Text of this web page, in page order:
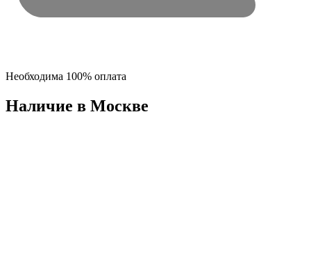
Необходима 100% оплата
Наличие в Москвe